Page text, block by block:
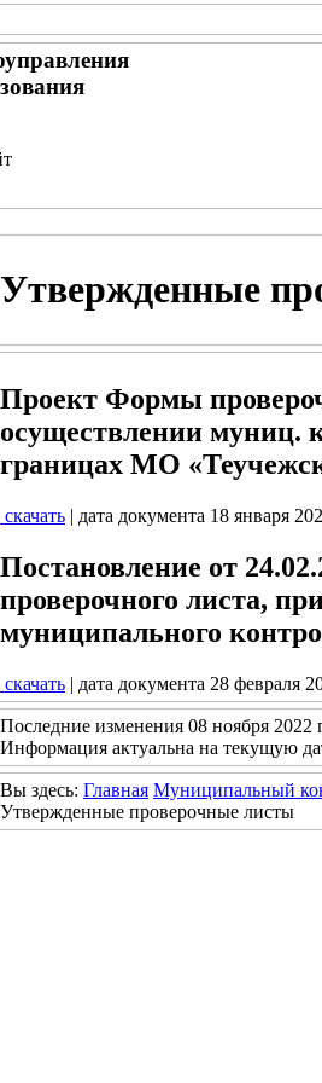
Утвержденные
Проект Формы
осуществлении муниц.
границах МО
скачать | дата документа 18 января
Постановление от
проверочного листа,
муниципального
скачать | дата документа 28 февраля
Последние изменения 08 ноября 2022
Информация актуальна на текущую
Вы здесь: Главная Муниципальный
Утвержденные проверочные листы